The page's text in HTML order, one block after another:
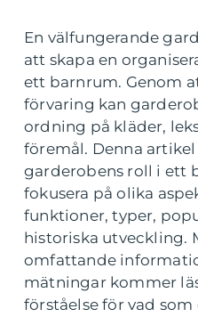
En välfungerande
att skapa en
ett barnrum. Genom
förvaring kan
ordning på kläder,
föremål. Denna
garderobens roll i ett
fokusera på olika
funktioner, typer,
historiska utveckling.
omfattande
mätningar kommer
förståelse för vad